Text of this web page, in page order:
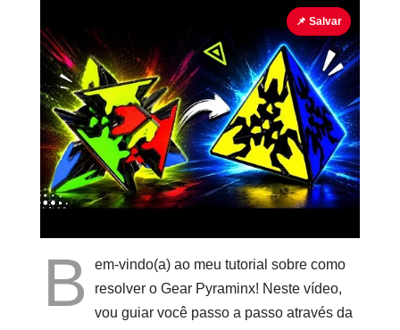
Pinturas
do
📌 Salvar
B
em-vindo(a) ao meu tutorial sobre como
resolver o Gear Pyraminx! Neste vídeo,
vou guiar você passo a passo através da